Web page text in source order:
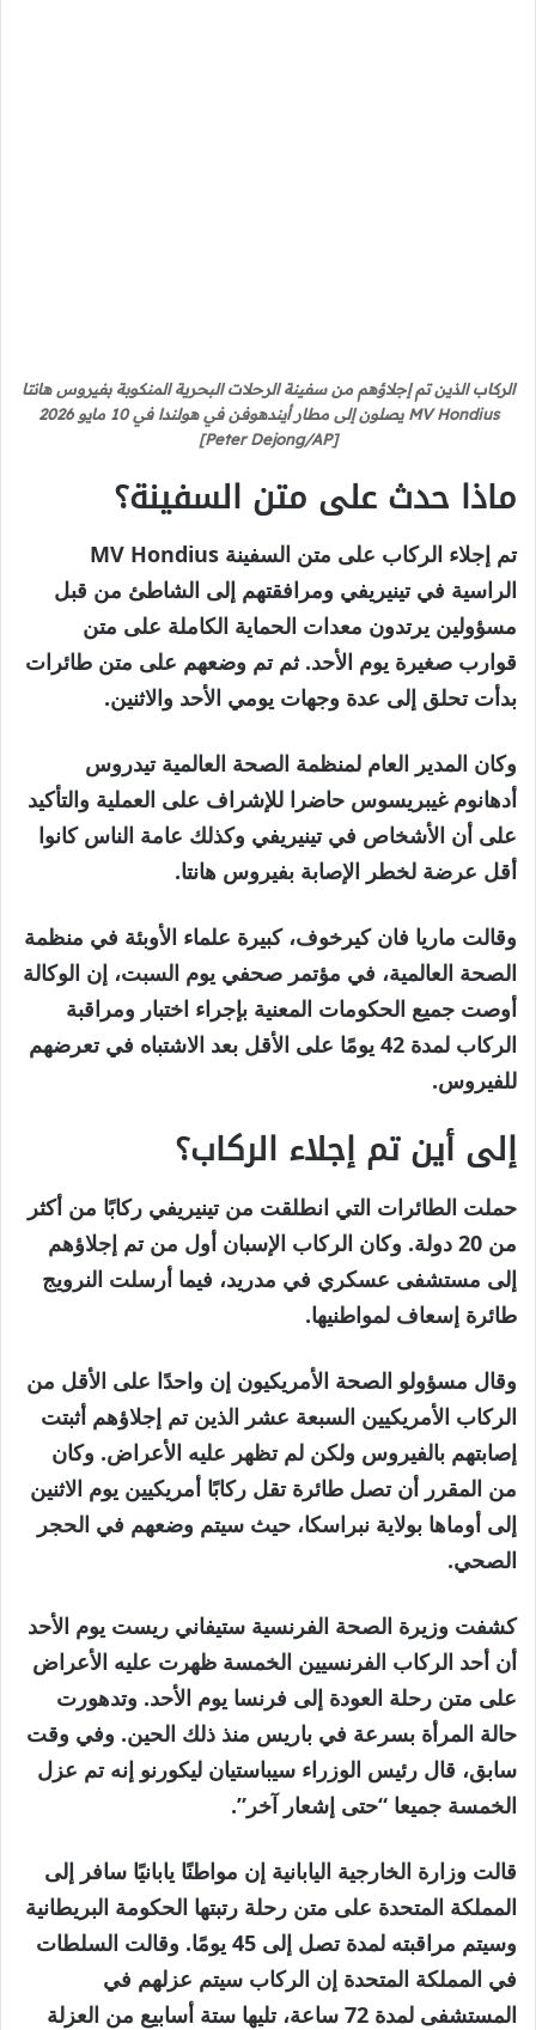
الركاب الذين تم إجلاؤهم من سفينة الرحلات البحرية المنكوبة بفيروس هانتا
MV Hondius يصلون إلى مطار أيندهوفن في هولندا في 10 مايو 2026
[Peter Dejong/AP]
ماذا حدث على متن السفينة؟
تم إجلاء الركاب على متن السفينة MV Hondius
الراسية في تينيريفي ومرافقتهم إلى الشاطئ من قبل
مسؤولين يرتدون معدات الحماية الكاملة على متن
قوارب صغيرة يوم الأحد. ثم تم وضعهم على متن طائرات
بدأت تحلق إلى عدة وجهات يومي الأحد والاثنين.
وكان المدير العام لمنظمة الصحة العالمية تيدروس
أدهانوم غيبريسوس حاضرا للإشراف على العملية والتأكيد
على أن الأشخاص في تينيريفي وكذلك عامة الناس كانوا
أقل عرضة لخطر الإصابة بفيروس هانتا.
وقالت ماريا فان كيرخوف، كبيرة علماء الأوبئة في منظمة
الصحة العالمية، في مؤتمر صحفي يوم السبت، إن الوكالة
أوصت جميع الحكومات المعنية بإجراء اختبار ومراقبة
الركاب لمدة 42 يومًا على الأقل بعد الاشتباه في تعرضهم
للفيروس.
إلى أين تم إجلاء الركاب؟
حملت الطائرات التي انطلقت من تينيريفي ركابًا من أكثر
من 20 دولة. وكان الركاب الإسبان أول من تم إجلاؤهم
إلى مستشفى عسكري في مدريد، فيما أرسلت النرويج
طائرة إسعاف لمواطنيها.
وقال مسؤولو الصحة الأمريكيون إن واحدًا على الأقل من
الركاب الأمريكيين السبعة عشر الذين تم إجلاؤهم أثبتت
إصابتهم بالفيروس ولكن لم تظهر عليه الأعراض. وكان
من المقرر أن تصل طائرة تقل ركابًا أمريكيين يوم الاثنين
إلى أوماها بولاية نبراسكا، حيث سيتم وضعهم في الحجر
الصحي.
كشفت وزيرة الصحة الفرنسية ستيفاني ريست يوم الأحد
أن أحد الركاب الفرنسيين الخمسة ظهرت عليه الأعراض
على متن رحلة العودة إلى فرنسا يوم الأحد. وتدهورت
حالة المرأة بسرعة في باريس منذ ذلك الحين. وفي وقت
سابق، قال رئيس الوزراء سيباستيان ليكورنو إنه تم عزل
الخمسة جميعا “حتى إشعار آخر”.
قالت وزارة الخارجية اليابانية إن مواطنًا يابانيًا سافر إلى
المملكة المتحدة على متن رحلة رتبتها الحكومة البريطانية
وسيتم مراقبته لمدة تصل إلى 45 يومًا. وقالت السلطات
في المملكة المتحدة إن الركاب سيتم عزلهم في
المستشفى لمدة 72 ساعة، تليها ستة أسابيع من العزلة